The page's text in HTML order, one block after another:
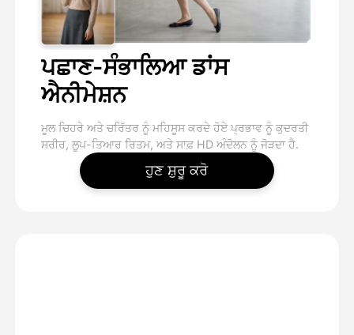
ਪਛਾਣ-ਸੰਭਾਲਿਆ ਡਾਂਸ
ਐਨੀਮੇਸ਼ਨ
ਮੂਲ ਚਿਹਰੇ ਅਤੇ ਚਰਿੱਤਰ ਨੂੰ ਮਹਿਸੂਸ ਕਰਦੇ ਹੋਏ ਪ੍ਰਭਾਵ ਨੂੰ ਕੁਦਰਤੀ
ਸਰੀਰ, ਲੂਪ-ਤਿਆਰ ਰਿਤਮ, ਅਤੇ ਸਾਫ਼ HD ਅੰਦੋਲਨ ਨੂੰ ਜੋੜਦਾ ਹੈ.
ਹੁਣ ਸ਼ੁਰੂ ਕਰੋ